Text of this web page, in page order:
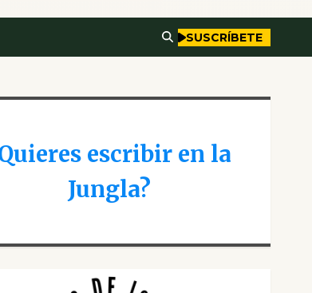
SUSCRÍBETE
escribir en la
Jungla?